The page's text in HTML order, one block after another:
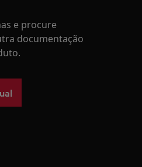
e procure
documentação